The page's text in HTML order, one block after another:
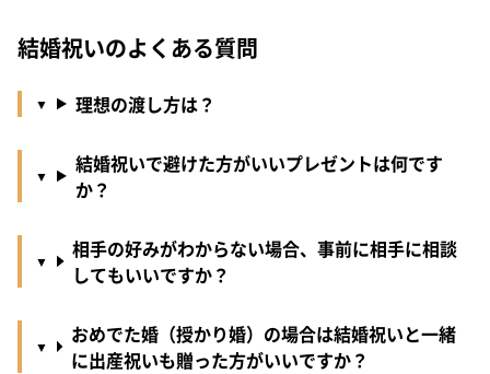
結婚祝いのよくある質問
理想の渡し方は？
結婚祝いで避けた方がいいプレゼントは何です
か？
相手の好みがわからない場合、事前に相手に相談
してもいいですか？
おめでた婚（授かり婚）の場合は結婚祝いと一緒
に出産祝いも贈った方がいいですか？